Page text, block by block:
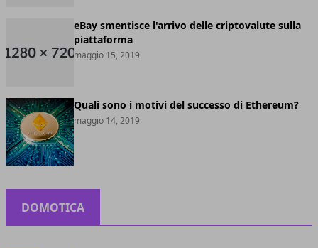
eBay smentisce l'arrivo delle criptovalute sulla
piattaforma
maggio 15, 2019
Quali sono i motivi del successo di Ethereum?
maggio 14, 2019
DOMOTICA